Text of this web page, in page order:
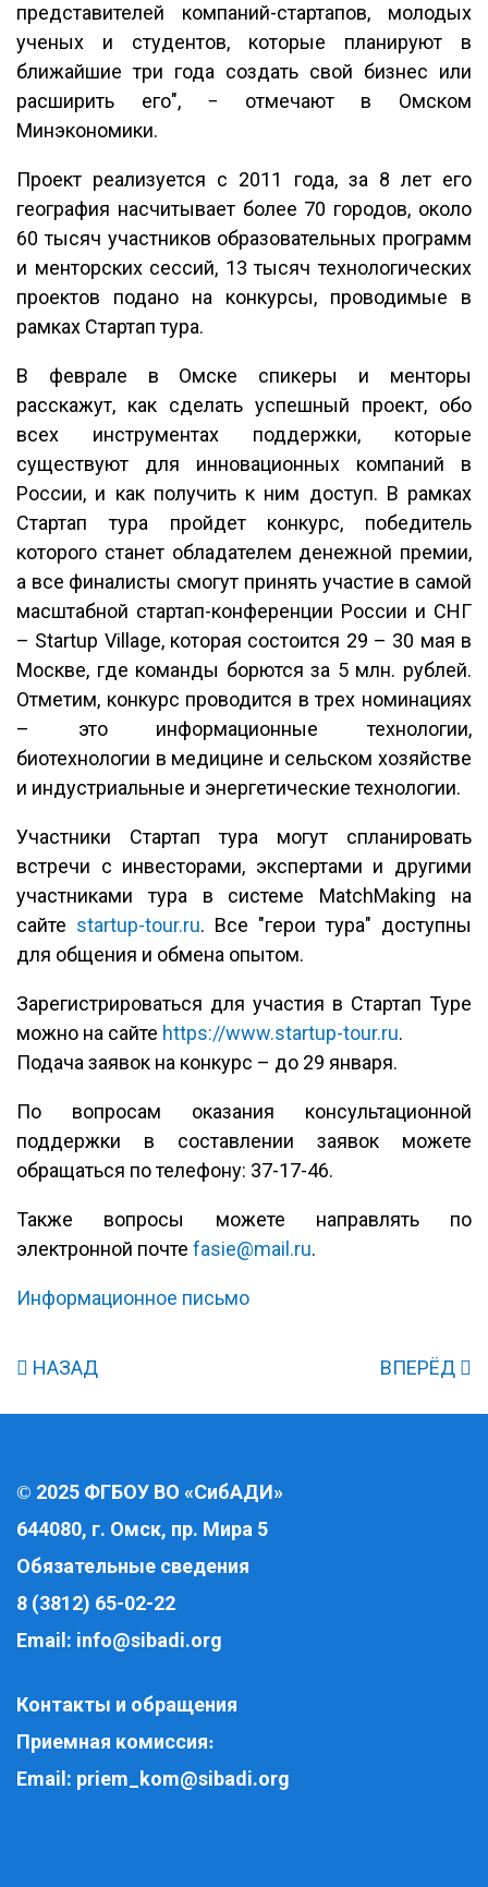
представителей компаний-стартапов, молодых
ученых и студентов, которые планируют в
ближайшие три года создать свой бизнес или
расширить его", − отмечают в Омском
Минэкономики.
Проект реализуется с 2011 года, за 8 лет его
география насчитывает более 70 городов, около
60 тысяч участников образовательных программ
и менторских сессий, 13 тысяч технологических
проектов подано на конкурсы, проводимые в
рамках Стартап тура.
В феврале в Омске спикеры и менторы
расскажут, как сделать успешный проект, обо
всех инструментах поддержки, которые
существуют для инновационных компаний в
России, и как получить к ним доступ. В рамках
Стартап тура пройдет конкурс, победитель
которого станет обладателем денежной премии,
а все финалисты смогут принять участие в самой
масштабной стартап-конференции России и СНГ
– Startup Village, которая состоится 29 – 30 мая в
Москве, где команды борются за 5 млн. рублей.
Отметим, конкурс проводится в трех номинациях
– это информационные технологии,
биотехнологии в медицине и сельском хозяйстве
и индустриальные и энергетические технологии.
Участники Стартап тура могут спланировать
встречи с инвесторами, экспертами и другими
участниками тура в системе MatchMaking на
сайте startup-tour.ru. Все "герои тура" доступны
для общения и обмена опытом.
Зарегистрироваться для участия в Стартап Туре
можно на сайте https://www.startup-tour.ru.
Подача заявок на конкурс – до 29 января.
По вопросам оказания консультационной
поддержки в составлении заявок можете
обращаться по телефону: 37-17-46.
Также вопросы можете направлять по
электронной почте fasie@mail.ru.
Информационное письмо
НАЗАД ВПЕРЁД
© 2025 ФГБОУ ВО «СибАДИ»
644080, г. Омск, пр. Мира 5
Обязательные сведения
8 (3812) 65-02-22
Email: info@sibadi.org
Контакты и обращения
Приемная комиссия:
Email: priem_kom@sibadi.org